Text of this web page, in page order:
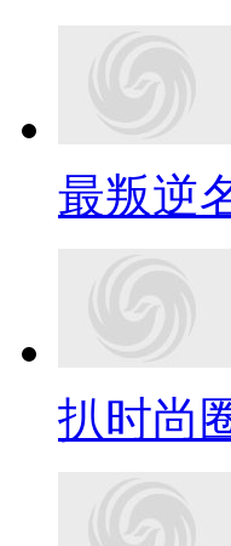
最叛逆
扒时尚